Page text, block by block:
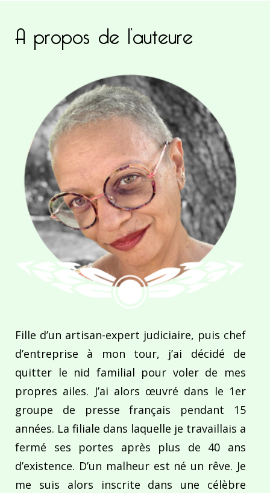
A propos de l’auteure
Fille d’un artisan-expert judiciaire, puis chef
d’entreprise à mon tour, j’ai décidé de
quitter le nid familial pour voler de mes
propres ailes. J’ai alors œuvré dans le 1er
groupe de presse français pendant 15
années. La filiale dans laquelle je travaillais a
fermé ses portes après plus de 40 ans
d’existence. D’un malheur est né un rêve. Je
me suis alors inscrite dans une célèbre